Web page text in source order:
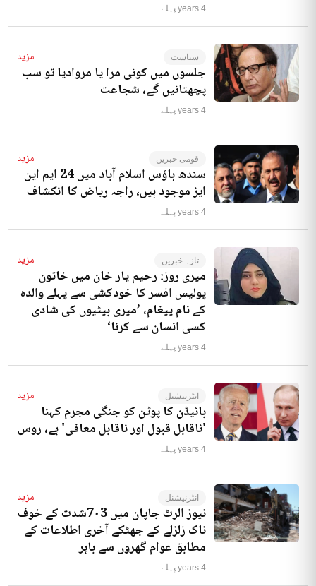
4 years پہلے
سیاست مزید
جلسوں میں کوئی مرا یا مروادیا تو سب
پچھتائیں گے، شجاعت
4 years پہلے
قومی خبریں مزید
سندھ ہاؤس اسلام آباد میں 24 ایم این
ایز موجود ہیں، راجہ ریاض کا انکشاف
4 years پہلے
تازہ خبریں مزید
میری روز: رحیم یار خان میں خاتون
پولیس افسر کا خودکشی سے پہلے والدہ
کے نام پیغام، ’میری بیٹیوں کی شادی
کسی انسان سے کرنا‘
4 years پہلے
انٹرنیشنل مزید
بائیڈن کا پوٹن کو جنگی مجرم کہنا
'ناقابل قبول اور ناقابل معافی' ہے، روس
4 years پہلے
انٹرنیشنل مزید
نیوز الرٹ جاپان میں 7۰3شدت کے خوف
ناک زلزلے کے جھٹکے آخری اطلاعات کے
مطابق عوام گھروں سے باہر
4 years پہلے